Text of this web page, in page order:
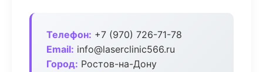
Телефон: +7 (970) 726-71-78
Email: info@laserclinic566.ru
Город: Ростов-на-Дону